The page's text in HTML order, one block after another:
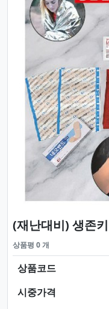
Previous
(재난대비) 생존
상품평 0 개
상품코드
시중가격